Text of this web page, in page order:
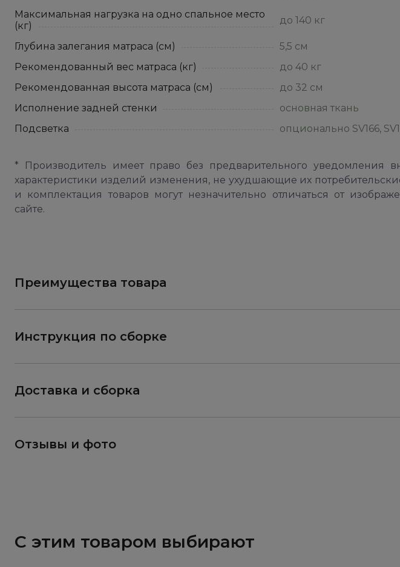
Максимальная нагрузка на одно спальное место
(кг)
до 140 кг
Глубина залегания матраса (см)
5,5 см
Рекомендованный вес матраса (кг)
до 40 кг
Рекомендованная высота матраса (см)
до 32 см
Исполнение задней стенки
основная ткань
Подсветка
опционально SV166,
* Производитель имеет право без предварительного уведомления
характеристики изделий изменения, не ухудшающие их
и комплектация товаров могут незначительно отличаться от
сайте.
Преимущества товара
Инструкция по сборке
Доставка и сборка
Отзывы и фото
С этим товаром выбирают